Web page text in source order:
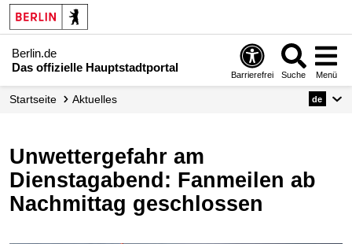
Berlin.de
Das offizielle Hauptstadtportal
Barrierefrei Suche Menü
Startseite Aktuelles de
Unwettergefahr am
Dienstagabend: Fanmeilen ab
Nachmittag geschlossen